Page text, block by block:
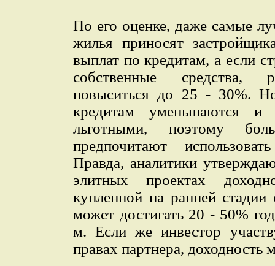
По его оценке, даже самые
жилья приносят
выплат по кредитам, а если
собственные средства,
повыситься до 25 - 30%.
кредитам уменьшаются и
льготными, поэтому
предпочитают
Правда, аналитики
элитных проектах
купленной на ранней стадии
может достигать 20 - 50%
м. Если же инвестор
правах партнера, доходность